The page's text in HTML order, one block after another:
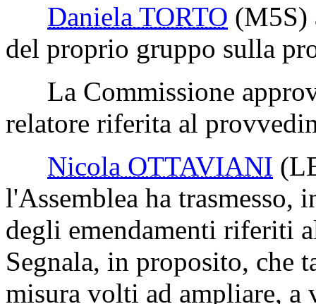
Daniela TORTO (M5S)
del proprio gruppo sulla
La Commissione
relatore riferita al
Nicola OTTAVIANI
l'Assemblea ha trasmesso,
degli emendamenti riferiti
Segnala, in proposito, che
misura volti ad ampliare,